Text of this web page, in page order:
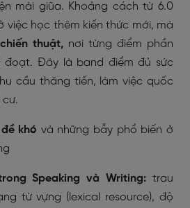
mài giũa. Khoảng cách từ 6.0
việc học thêm kiến thức mới, mà
thuật, nơi từng điểm phần
đoạt. Đây là band điểm đủ sức
cầu thăng tiến, làm việc quốc
khó và những bẫy phổ biến ở
Speaking và Writing: trau
từ vựng (lexical resource), độ